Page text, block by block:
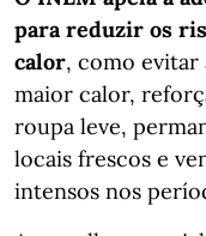
para reduzir os
calor, como evitar
maior calor,
roupa leve,
locais frescos e
intensos nos